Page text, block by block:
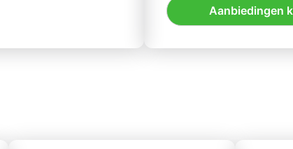
Aanbiedingen